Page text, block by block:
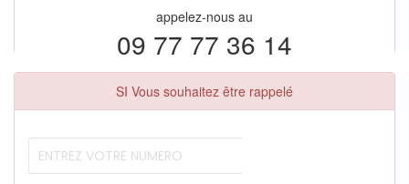
appelez-nous au
09 77 77 36 14
SI Vous souhaitez être rappelé